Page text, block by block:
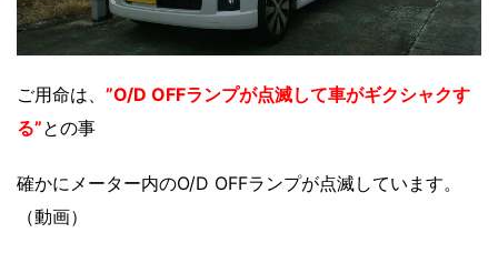
ご用命は、 ”O/D OFFランプが点滅して車がギクシャクす
る”との事
確かにメーター内のO/D OFFランプが点滅しています。
（動画）